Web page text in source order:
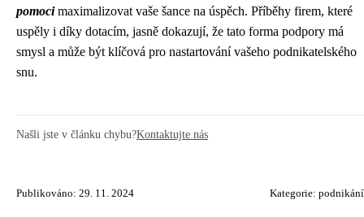
pomocimaximalizovat vaše šance na úspěch. Příběhy firem, které
uspěly i díky dotacím, jasně dokazují, že tato forma podpory má
smysl a může být klíčová pro nastartování vašeho podnikatelského
snu.
Našli jste v článku chybu?Kontaktujte nás
Publikováno: 29. 11. 2024 Kategorie: podnikání